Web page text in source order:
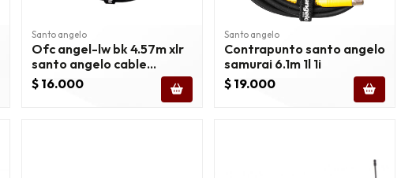
Santo angelo
Ofc angel-lw bk 4.57m xlr
santo angelo cable
micrófono 15ft
$ 16.000
Santo angelo
Contrapunto santo angelo
samurai 6.1m 1l 1i
$ 19.000